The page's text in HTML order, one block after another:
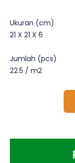
Ukuran (cm)
21 X 21 X 6
Jumlah (pcs)
22.5 / m2